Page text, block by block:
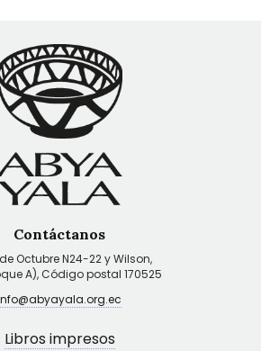
Contáctanos
de Octubre N24-22 y Wilson,
A), Código postal 170525
Libros impresos